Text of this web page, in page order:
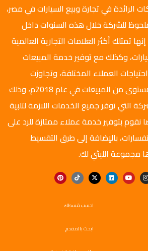
الرائدة في تجارة وبيع السيارات في مصر،
للشركة خلال هذه السنوات داخل
تمتلك أكثر العلامات التجارية العالمية
وكذلك مع توفير خدمة المبيعات
العملاء المختلفة، وتجاوزت
مجموعة الليثي أعلى مستوى من المبيعات في عام 2018م، وذلك
التي توفر جميع الخدمات اللازمة لتلبية
نقوم بتوفير خدمة عملاء ممتازة للرد على
بالإضافة إلى طرق التقسيط
مجموعة الليثي لك.
احسب قسطك
ابحث بالمقدم